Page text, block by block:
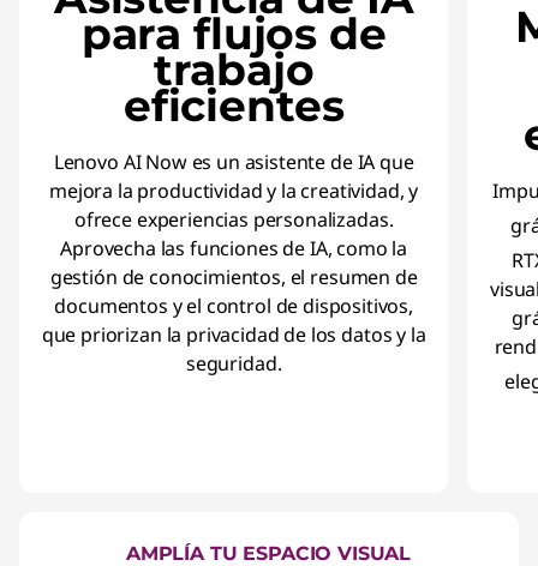
para flujos de
trabajo
eficientes
Lenovo AI Now es un asistente de IA que
mejora la productividad y la creatividad, y
ofrece experiencias personalizadas.
Aprovecha las funciones de IA, como la
gestión de conocimientos, el resumen de
documentos y el control de dispositivos,
que priorizan la privacidad de los datos y la
seguridad.
AMPLÍA TU ESPACIO VISUAL